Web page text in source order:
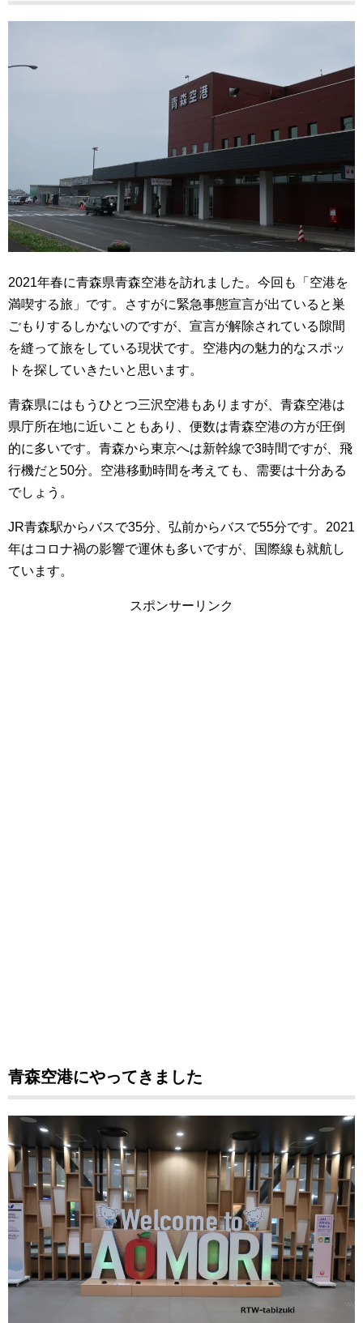
2021年春に青森県青森空港を訪れました。今回も「空港を
満喫する旅」です。さすがに緊急事態宣言が出ていると巣
ごもりするしかないのですが、宣言が解除されている隙間
を縫って旅をしている現状です。空港内の魅力的なスポッ
トを探していきたいと思います。
青森県にはもうひとつ三沢空港もありますが、青森空港は
県庁所在地に近いこともあり、便数は青森空港の方が圧倒
的に多いです。青森から東京へは新幹線で3時間ですが、飛
行機だと50分。空港移動時間を考えても、需要は十分ある
でしょう。
JR青森駅からバスで35分、弘前からバスで55分です。2021
年はコロナ禍の影響で運休も多いですが、国際線も就航し
ています。
スポンサーリンク
青森空港にやってきました